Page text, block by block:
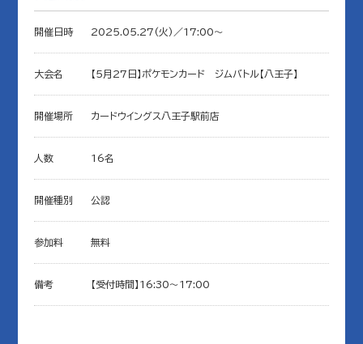
開催日時 2025.05.27(火)／17:00〜
大会名 【5月27日】ポケモンカード ジムバトル【八王子】
開催場所 カードウイングス八王子駅前店
人数 16名
開催種別 公認
参加料 無料
備考 【受付時間】16:30～17:00